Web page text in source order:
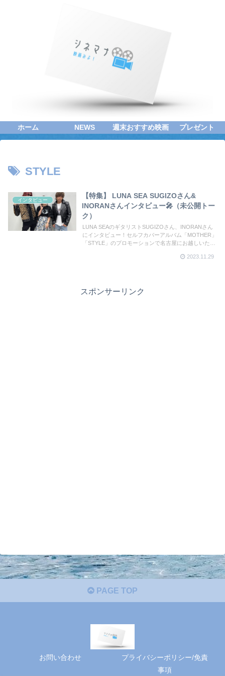
ホーム NEWS 週末おすすめ映画 プレゼント
STYLE
インタビュー
【特集】 LUNA SEA SUGIZOさん&
INORANさんインタビュー🎤（未公開トー
ク）
LUNA SEAのギタリストSUGIZOさん、INORANさん
にインタビュー！セルフカバーアルバム「MOTHER」
「STYLE」のプロモーションで名古屋にお越しいただ
カ！」「BomberE」では放送しきれなかったお話をた
2023.11.29
スポンサーリンク
PAGE TOP
お問い合わせ
プライバシーポリシー/免責
事項